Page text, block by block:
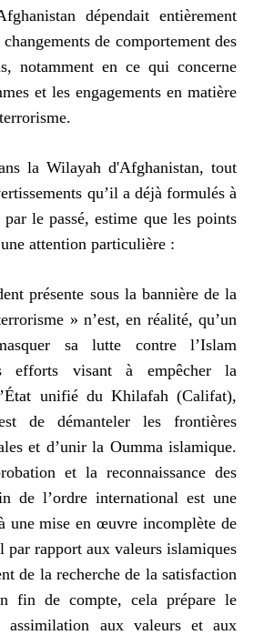
dépendait entièrement
de comportement des
notamment en ce qui concerne
et les engagements en matière
la Wilayah d'Afghanistan, tout
qu’il a déjà formulés à
le passé, estime que les points
attention particulière :
présente sous la bannière de la
» n’est, en réalité, qu’un
sa lutte contre l’Islam
efforts visant à empêcher la
unifié du Khilafah (Califat),
de démanteler les frontières
et d’unir la Oumma islamique.
et la reconnaissance des
de l’ordre international est une
une mise en œuvre incomplète de
par rapport aux valeurs islamiques
de la recherche de la satisfaction
fin de compte, cela prépare le
assimilation aux valeurs et aux